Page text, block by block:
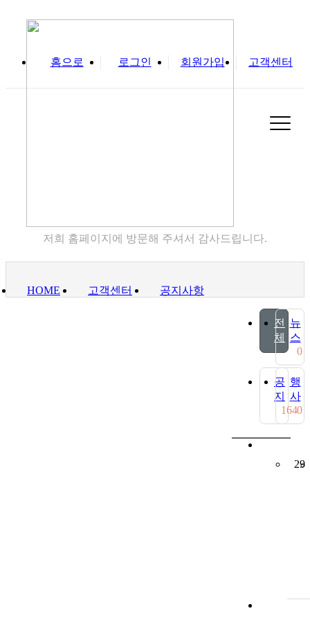
홈으로 로그인 회원가입 고객센터
저희 홈페이지에 방문해 주셔서 감사드립니다.
HOME 고객센터 공지사항
전
체
뉴
스
0
공
지
164
행
사
0
29